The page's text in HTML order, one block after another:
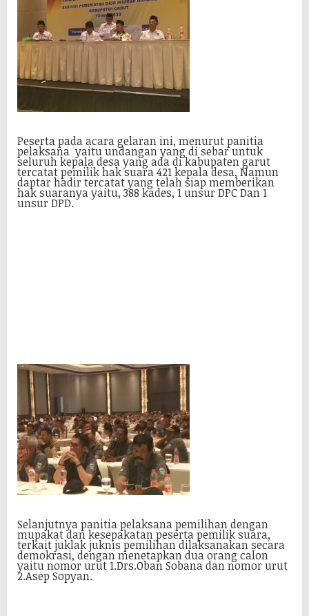
Peserta pada acara gelaran ini, menurut panitia
pelaksana yaitu undangan yang di sebar untuk
seluruh kepala desa yang ada di kabupaten garut
tercatat pemilik hak suara 421 kepala desa, Namun
daptar hadir tercatat yang telah siap memberikan
hak suaranya yaitu, 388 kades, 1 unsur DPC Dan 1
unsur DPD.
Selanjutnya panitia pelaksana pemilihan dengan
mupakat dan kesepakatan peserta pemilik suara,
terkait juklak juknis pemilihan dilaksanakan secara
demokrasi, dengan menetapkan dua orang calon
yaitu nomor urut 1.Drs.Oban Sobana dan nomor urut
2.Asep Sopyan.